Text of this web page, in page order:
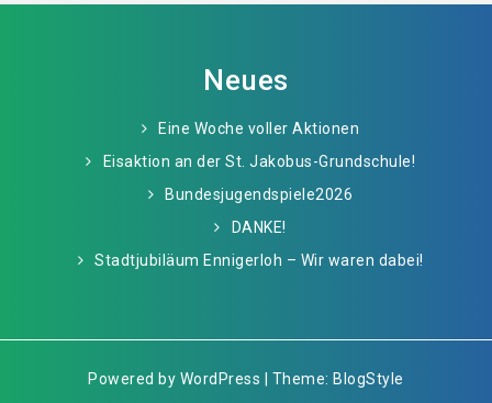
Neues
Eine Woche voller Aktionen
Eisaktion an der St. Jakobus-Grundschule!
Bundesjugendspiele2026
DANKE!
Stadtjubiläum Ennigerloh – Wir waren dabei!
Powered by WordPress | Theme: BlogStyle